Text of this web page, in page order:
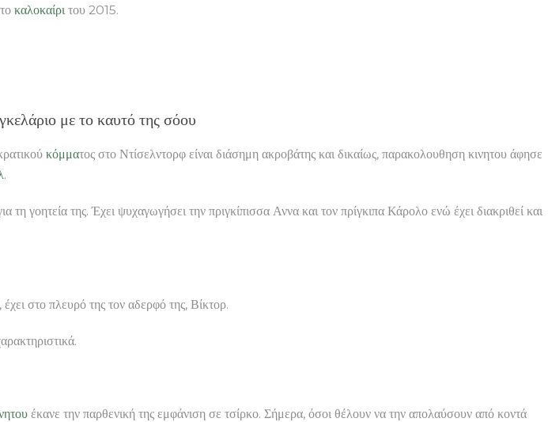
καλοκαίρι του 2015.
με το καυτό της σόου
κόμματος στο Ντίσελντορφ είναι διάσημη ακροβάτης και δικαίως, παρακολουθηση κινητου άφησε
.
γοητεία της. Έχει ψυχαγωγήσει την πριγκίπισσα Αννα και τον πρίγκιπα Κάρολο ενώ έχει διακριθεί και
στο πλευρό της τον αδερφό της, Βίκτορ.
έκανε την παρθενική της εμφάνιση σε τσίρκο. Σήμερα, όσοι θέλουν να την απολαύσουν από κοντά